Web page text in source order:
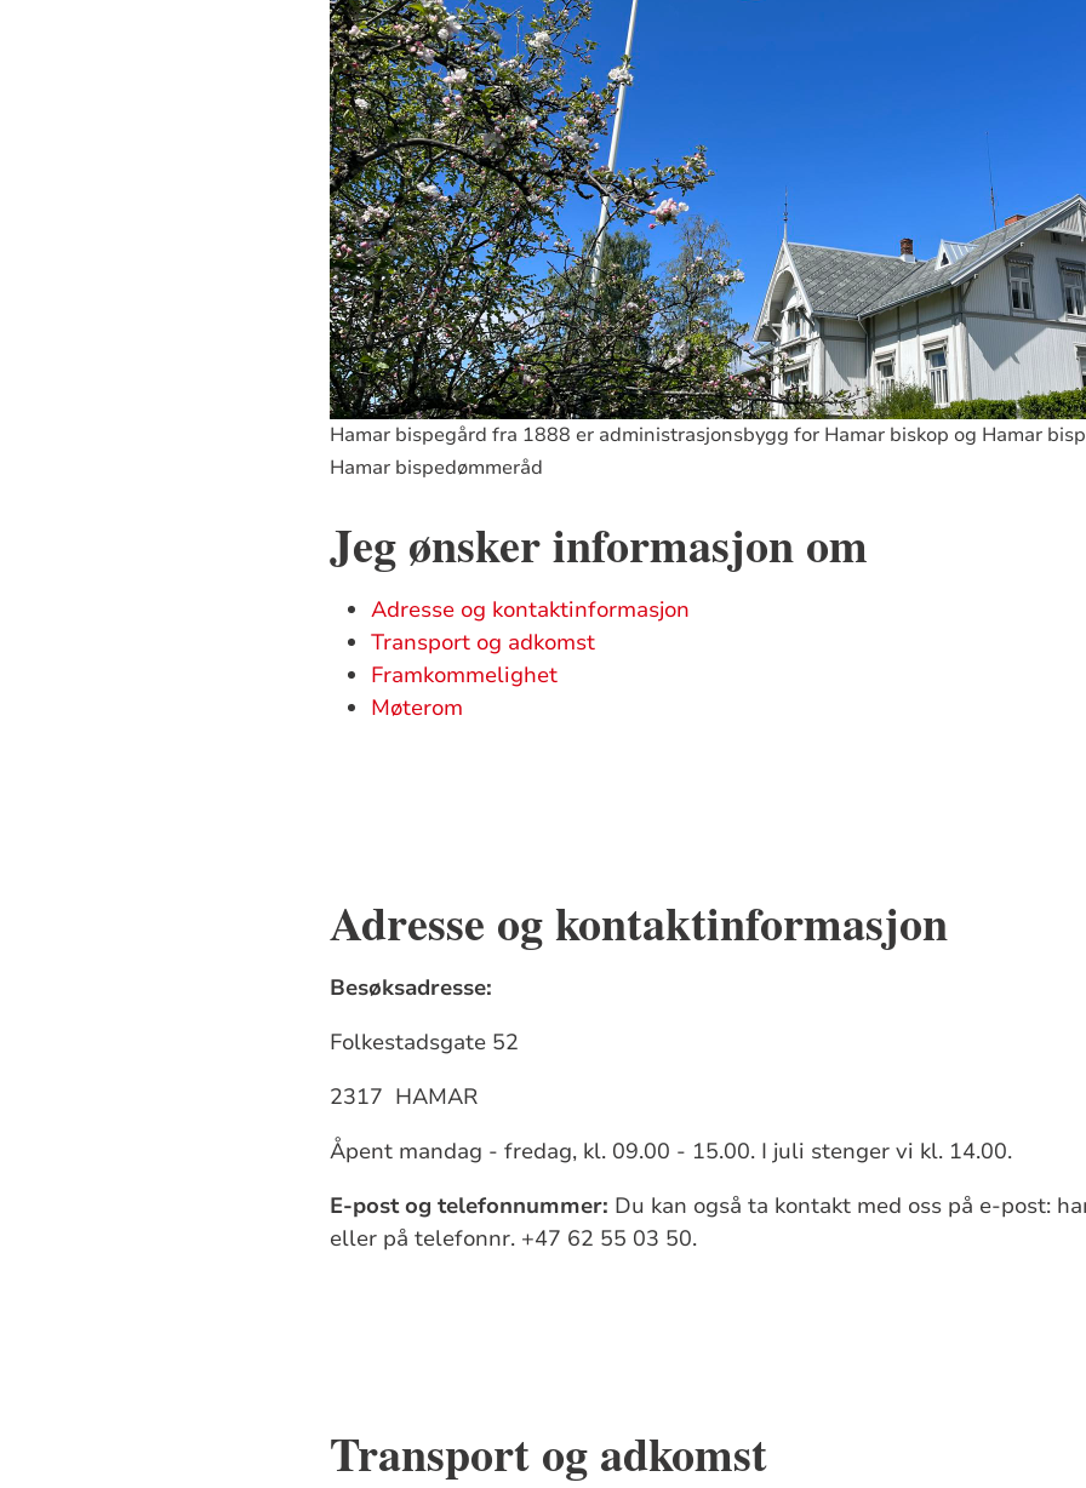
Hamar bispegård fra 1888 er administrasjonsbygg for Hamar biskop og Hamar
Hamar bispedømmeråd
Jeg ønsker informasjon om
Adresse og kontaktinformasjon
Transport og adkomst
Framkommelighet
Møterom
Adresse og kontaktinformasjon
Besøksadresse:
Folkestadsgate 52
2317 HAMAR
Åpent mandag - fredag, kl. 09.00 - 15.00. I juli stenger vi kl. 14.00.
E-post og telefonnummer: Du kan også ta kontakt med oss på e-post:
eller på telefonnr. +47 62 55 03 50.
Transport og adkomst